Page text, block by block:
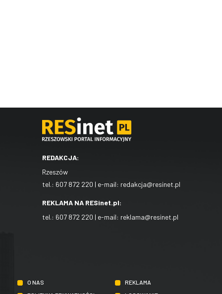
REDAKCJA:
Rzeszów
tel.: 607 872 220 | e-mail: redakcja@resinet.pl
REKLAMA NA RESinet.pl:
tel.: 607 872 220 | e-mail: reklama@resinet.pl
O NAS
REKLAMA